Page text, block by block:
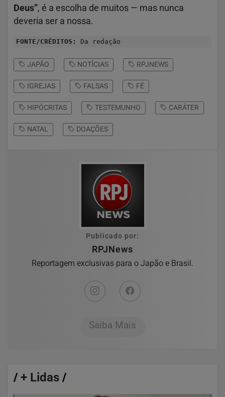
Deus”, é a escolha de muitos — mas nunca
deveria ser a nossa.
FONTE/CRÉDITOS: Da redação
JAPÃO NOTÍCIAS RPJNEWS
IGREJAS FALSAS FÉ
HIPÓCRITAS TESTEMUNHO CARÁTER
NATAL DOAÇÕES
Publicado por:
RPJNews
Reportagem exclusivas para o Japão e Brasil.
Saiba Mais
/ + Lidas /